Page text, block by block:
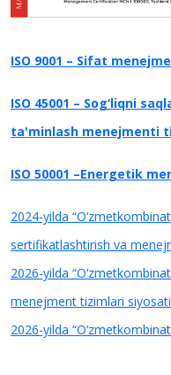
ISO 9001 – Sifat
ISO 45001 – Sog‘liqni
ta'minlash menejmenti
ISO 50001 –Energetik
2024-yilda
sertifikatlashtirish va
2026-yilda
menejment tizimlari siyosati
2026-yilda